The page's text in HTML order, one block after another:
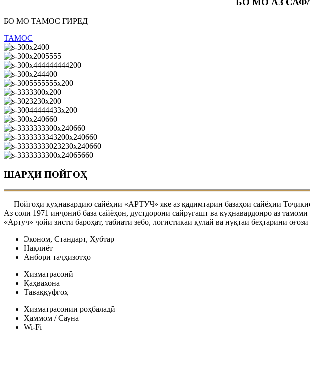
БО МО АЗ
БО МО ТАМОС ГИРЕД
ТАМОС
ШАРҲИ ПОЙГОҲ
Пойгоҳи кӯҳнавардию сайёҳии «АРТУЧ» яке аз қадимтарин базаҳои сайёҳии
Аз соли 1971 инҷониб база сайёҳон, дӯстдорони сайругашт ва кӯҳнавардонро аз
«Артуч» ҷойи зисти бароҳат, табиати зебо, логистикаи қулай ва нуқтаи беҳтарини
Эконом, Стандарт, Хубтар
Нақлиёт
Анбори таҷҳизотҳо
Хизматрасонӣ
Қаҳвахона
Таваққуфгоҳ
Хизматрасонии роҳбаладӣ
Ҳаммом / Сауна
Wi-Fi